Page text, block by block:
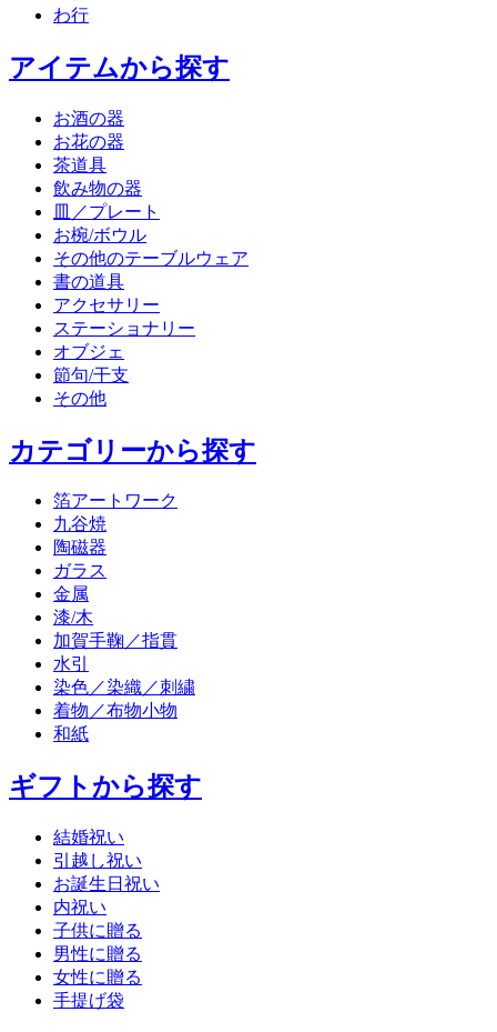
わ行
アイテムから探す
お酒の器
お花の器
茶道具
飲み物の器
皿／プレート
お椀/ボウル
その他のテーブルウェア
書の道具
アクセサリー
ステーショナリー
オブジェ
節句/干支
その他
カテゴリーから探す
箔アートワーク
九谷焼
陶磁器
ガラス
金属
漆/木
加賀手鞠／指貫
水引
染色／染織／刺繍
着物／布物小物
和紙
ギフトから探す
結婚祝い
引越し祝い
お誕生日祝い
内祝い
子供に贈る
男性に贈る
女性に贈る
手提げ袋